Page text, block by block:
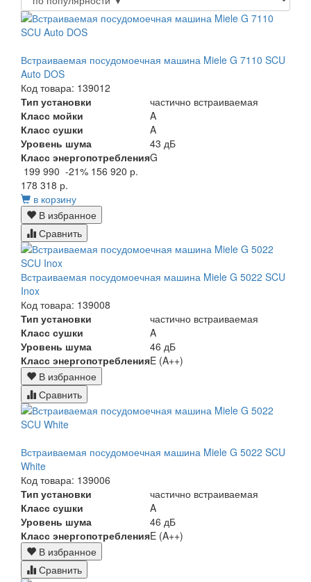
Встраиваемая посудомоечная машина Miele G 7110 SCU
Auto DOS
Код товара: 139012
Тип установки
частично встраиваемая
Класс мойки
A
Класс сушки
A
Уровень шума
43 дБ
Класс энергопотребленияG
199 990 -21% 156 920 р.
178 318 р.
в корзину
В избранное
Сравнить
Встраиваемая посудомоечная машина Miele G 5022 SCU
Inox
Код товара: 139008
Тип установки
частично встраиваемая
Класс сушки
A
Уровень шума
46 дБ
Класс энергопотребленияE (A++)
В избранное
Сравнить
Встраиваемая посудомоечная машина Miele G 5022 SCU
White
Код товара: 139006
Тип установки
частично встраиваемая
Класс сушки
A
Уровень шума
46 дБ
Класс энергопотребленияE (A++)
В избранное
Сравнить